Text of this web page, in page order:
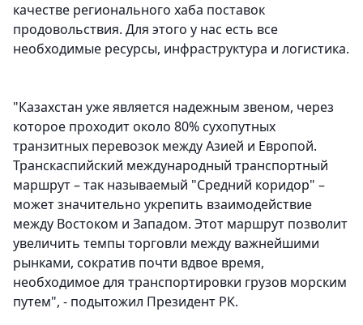
качестве регионального хаба поставок
продовольствия. Для этого у нас есть все
необходимые ресурсы, инфраструктура и логистика.
"Казахстан уже является надежным звеном, через
которое проходит около 80% сухопутных
транзитных перевозок между Азией и Европой.
Транскаспийский международный транспортный
маршрут – так называемый "Средний коридор" –
может значительно укрепить взаимодействие
между Востоком и Западом. Этот маршрут позволит
увеличить темпы торговли между важнейшими
рынками, сократив почти вдвое время,
необходимое для транспортировки грузов морским
путем", - подытожил Президент РК.